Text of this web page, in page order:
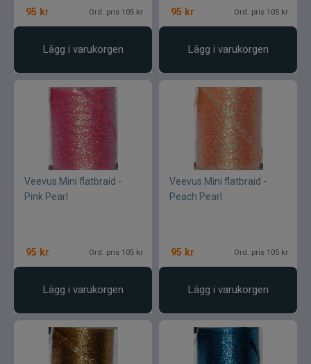
95 kr Ord. pris 105 kr
Lägg i varukorgen
95 kr Ord. pris 105 kr
Lägg i varukorgen
Veevus Mini flatbraid -
Pink Pearl
95 kr Ord. pris 105 kr
Lägg i varukorgen
Veevus Mini flatbraid -
Peach Pearl
95 kr Ord. pris 105 kr
Lägg i varukorgen